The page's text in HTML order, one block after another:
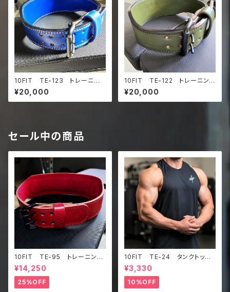
10FIT TE-123 トレーニン
グベルト リフティングベルト
パワーベルト レザー ブル
ー 青 lifting belt power
¥20,000
10FIT TE-122 トレーニング
ベルト リフティングベルト パ
ワーベルト レザー アーミー
グリーン カーキ lifting belt
¥20,000
セール中の商品
10FIT TE-95 トレーニング
ベルト リフティングベルト パ
ワーベルト レザー ワインレ
ッド lifting belt power b
elt
¥14,250
25%OFF
10FIT TE-24 タンクトッ
プ メッシュ ジムウェア トレ
ーニング 筋トレ 黒 Tankt
op
¥3,330
10%OFF